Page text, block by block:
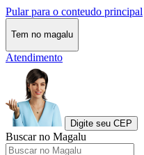
Pular para o conteudo principal
Tem no magalu
Atendimento
Digite seu CEP
Buscar no Magalu